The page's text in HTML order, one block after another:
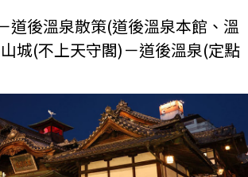
道後溫泉散策(道後溫泉本館、溫
城(不上天守閣)－道後溫泉(定點